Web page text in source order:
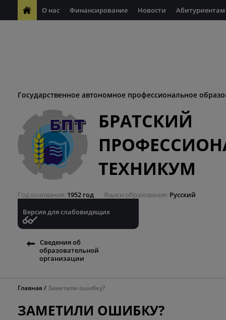
О нас Финансирование Новости Абитуриентам
Государственное автономное профессиональное
БРАТСКИЙ
ТЕХНИКУМ
Год основания 1952 год Языки образования Русский
Версия для слабовидящих
Сведения об
образовательной
организации
Главная Заметили ошибку?
ЗАМЕТИЛИ ОШИБКУ?